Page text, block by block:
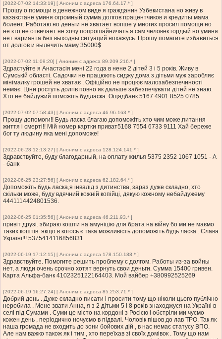
[2022-07-02 14:33:19] [ Аноним с адреса 176.64.17.* ]
Прошу о помощи в денежном виде я гражданин Узбекистана но живу в
казакстане уминя огромный сумма долгов працентчиков и кредиты мама
болеет. Работаю но деньги не хватает вопше у многих просил помощи но
не кто не отвечает не хочу попрошайничать я сам человек гордый но уминя
нет варианта без выходны ситуаций нохажусь. Прошу помагите избавиться
от долгов и вылечить маму 35000$
[2022-07-02 11:09:20] [ Аноним с адреса 89.209.216.* ]
Здрастуйте я Анастасія мені 22 года в нене 2 дітей 3 і 5 років. Живу в
Сумській області. Садочки не працюють сиджу дома з дітьми муж заробляє
мінімалку грошей не хватає . Офіційно не процює малозабезпечиності
немає. Ціни ростуть долгів повно як дальше забезпечувати дітей не знаю.
Хто не байдужий поможіть будласка. Ощядбанк 5167 4901 8525 0785
[2022-07-02 07:58:43] [ Аноним с адреса 46.96.163.* ]
Прошу допомоги!! Будь ласка благаю допоможіть хто чим може,питання
життя і смерті!! Мій номер картки приват5168 7554 6733 9111 Хай береже
бог ту людину яка мені допоможе!
[2022-06-28 12:13:27] [ Аноним с адреса 128.124.141.* ]
Здравствуйте, буду благодарный, на оплату жилья 5375 2352 1067 1051 - А
- банк
[2022-06-25 23:27:56] [ Аноним с адреса 62.182.64.* ]
Допоможіть будь ласка,я інвалід з дитинства, зараз дуже складно, хто
скільки може, буду вдячний кожній копійці, дякую кожному небайдужему
4441114424801536.
[2022-06-25 01:35:56] [ Аноним с адреса 46.211.93.* ]
привіт друзі. збираю кошти на амуніцію для брата на війну бо ми не маємо
таких коштів. якщо в когось є така можливість допоможіть будь ласка . Слава
Україні!!! 5375414116856831
[2022-06-19 17:12:15] [ Аноним с адреса 178.150.188.* ]
Здравствуйте. Помогите решить проблему с долгом. Работы из-за войны
нет, а люди очень срочно хотят вернуть свои деньги. Сумма 15400 гривен.
Карта Альфа-банк 4102325122164403. Мой вайбер +380992525269
[2022-06-19 16:27:24] [ Аноним с адреса 85.253.71.* ]
Добрий день . Дуже складно писати і просити тому що ніколи цього публічно
неробила . Мене звати Анна, я з 2 дітьми 5 і 8 років знаходжуся на Україні в
селі під Сумами . Суми це місто на кордоні з Росією і обстріли ми чуємо
кожен день , періодично ночуємо в підвалі. Чоловік пішов до лав ТРО. Так як
наша громада не входить до зони бойових дій , в нас немає статусу ВПО.
Але нам важко також як і тим , хто переїхав зі своїх домівок . Тому що нам